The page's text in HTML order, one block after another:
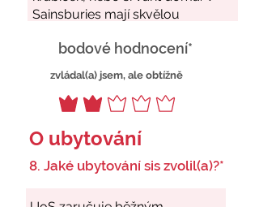
bodové hodnocení*
zvládal(a) jsem, ale obtížně
O ubytování
8. Jaké ubytování sis zvolil(a)?*